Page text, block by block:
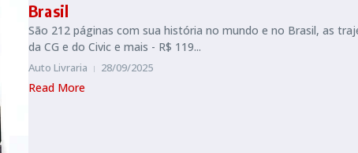
Brasil
São 212 páginas com sua história no mundo e no Brasil, as
da CG e do Civic e mais - R$ 119...
Auto Livraria 28/09/2025
Read More